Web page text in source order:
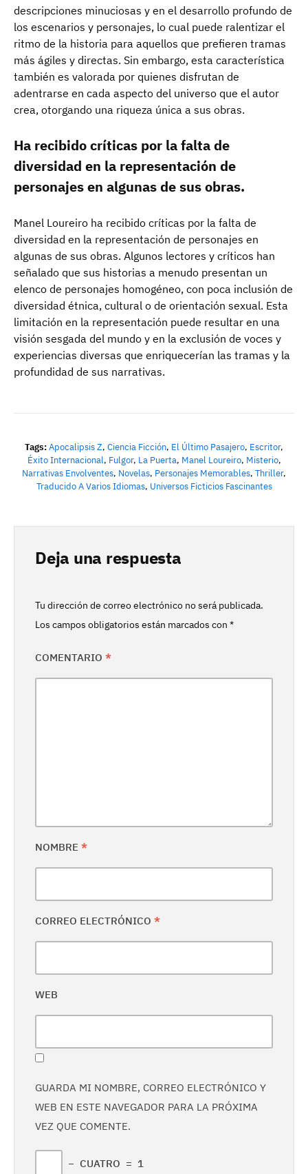
descripciones minuciosas y en el desarrollo profundo de
los escenarios y personajes, lo cual puede ralentizar el
ritmo de la historia para aquellos que prefieren tramas
más ágiles y directas. Sin embargo, esta característica
también es valorada por quienes disfrutan de
adentrarse en cada aspecto del universo que el autor
crea, otorgando una riqueza única a sus obras.
Ha recibido críticas por la falta de
diversidad en la representación de
personajes en algunas de sus obras.
Manel Loureiro ha recibido críticas por la falta de
diversidad en la representación de personajes en
algunas de sus obras. Algunos lectores y críticos han
señalado que sus historias a menudo presentan un
elenco de personajes homogéneo, con poca inclusión de
diversidad étnica, cultural o de orientación sexual. Esta
limitación en la representación puede resultar en una
visión sesgada del mundo y en la exclusión de voces y
experiencias diversas que enriquecerían las tramas y la
profundidad de sus narrativas.
Tags:Apocalipsis Z, Ciencia Ficción, El Último Pasajero, Escritor,
Éxito Internacional, Fulgor, La Puerta, Manel Loureiro, Misterio,
Narrativas Envolventes, Novelas, Personajes Memorables, Thriller,
Traducido A Varios Idiomas, Universos Ficticios Fascinantes
Deja una respuesta
Tu dirección de correo electrónico no será publicada.
Los campos obligatorios están marcados con *
COMENTARIO *
NOMBRE *
CORREO ELECTRÓNICO *
WEB
GUARDA MI NOMBRE, CORREO ELECTRÓNICO Y
WEB EN ESTE NAVEGADOR PARA LA PRÓXIMA
VEZ QUE COMENTE.
− CUATRO = 1